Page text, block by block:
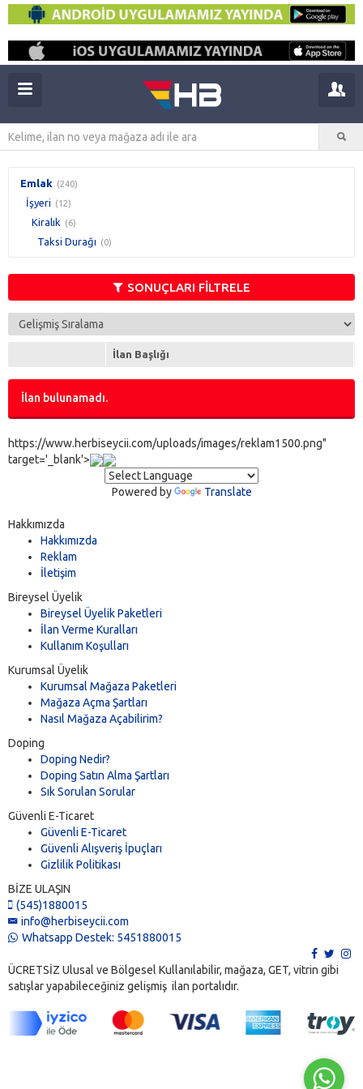
Emlak (240)
İşyeri (12)
Kiralık (6)
Taksi Durağı (0)
SONUÇLARI FİLTRELE
İlan Başlığı
İlan bulunamadı.
https://www.herbiseycii.com/uploads/images/reklam1500.png"
target='_blank'>
Powered by Translate
Hakkımızda
Hakkımızda
Reklam
İletişim
Bireysel Üyelik
Bireysel Üyelik Paketleri
İlan Verme Kuralları
Kullanım Koşulları
Kurumsal Üyelik
Kurumsal Mağaza Paketleri
Mağaza Açma Şartları
Nasıl Mağaza Açabilirim?
Doping
Doping Nedir?
Doping Satın Alma Şartları
Sık Sorulan Sorular
Güvenli E-Ticaret
Güvenli E-Ticaret
Güvenli Alışveriş İpuçları
Gizlilik Politikası
BİZE ULAŞIN
(545)1880015
info@herbiseycii.com
Whatsapp Destek: 5451880015
ÜCRETSİZ Ulusal ve Bölgesel Kullanılabilir, mağaza, GET, vitrin gibi
satışlar yapabileceğiniz gelişmiş ilan portalıdır.